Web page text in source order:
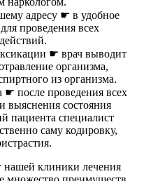
адресу ☛ в удобное
проведения всех
☛ врач выводит
организма,
из организма.
☛ после проведения всех
выяснения состояния
пациента специалист
саму кодировку,
нашей клиники лечения